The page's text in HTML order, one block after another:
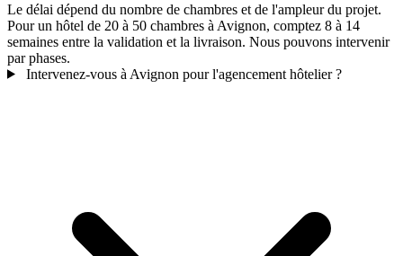
Le délai dépend du nombre de chambres et de l'ampleur du projet.
Pour un hôtel de 20 à 50 chambres à Avignon, comptez 8 à 14
semaines entre la validation et la livraison. Nous pouvons intervenir
par phases.
Intervenez-vous à Avignon pour l'agencement hôtelier ?